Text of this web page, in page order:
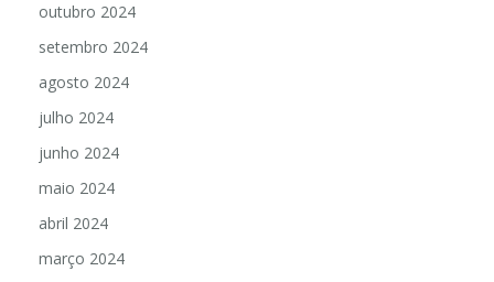
outubro 2024
setembro 2024
agosto 2024
julho 2024
junho 2024
maio 2024
abril 2024
março 2024